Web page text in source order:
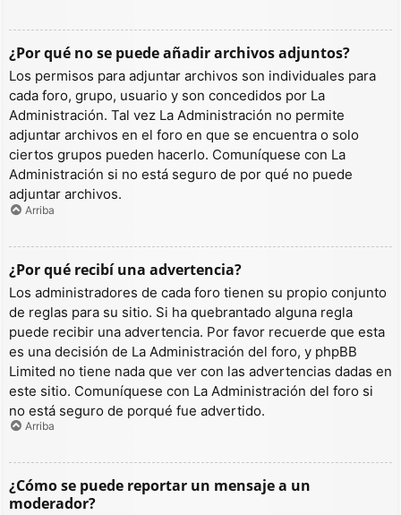
¿Por qué no se puede añadir archivos adjuntos?
Los permisos para adjuntar archivos son individuales para
cada foro, grupo, usuario y son concedidos por La
Administración. Tal vez La Administración no permite
adjuntar archivos en el foro en que se encuentra o solo
ciertos grupos pueden hacerlo. Comuníquese con La
Administración si no está seguro de por qué no puede
adjuntar archivos.
Arriba
¿Por qué recibí una advertencia?
Los administradores de cada foro tienen su propio conjunto
de reglas para su sitio. Si ha quebrantado alguna regla
puede recibir una advertencia. Por favor recuerde que esta
es una decisión de La Administración del foro, y phpBB
Limited no tiene nada que ver con las advertencias dadas en
este sitio. Comuníquese con La Administración del foro si
no está seguro de porqué fue advertido.
Arriba
¿Cómo se puede reportar un mensaje a un
moderador?